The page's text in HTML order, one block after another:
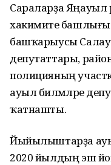
Сараларҙа
хакимиәте
башҡарыусы
депутаттары, район
полицияның
ауыл биләмәләре
ҡатнашты.
Йыйылыштарҙа
2020 йылдың эш